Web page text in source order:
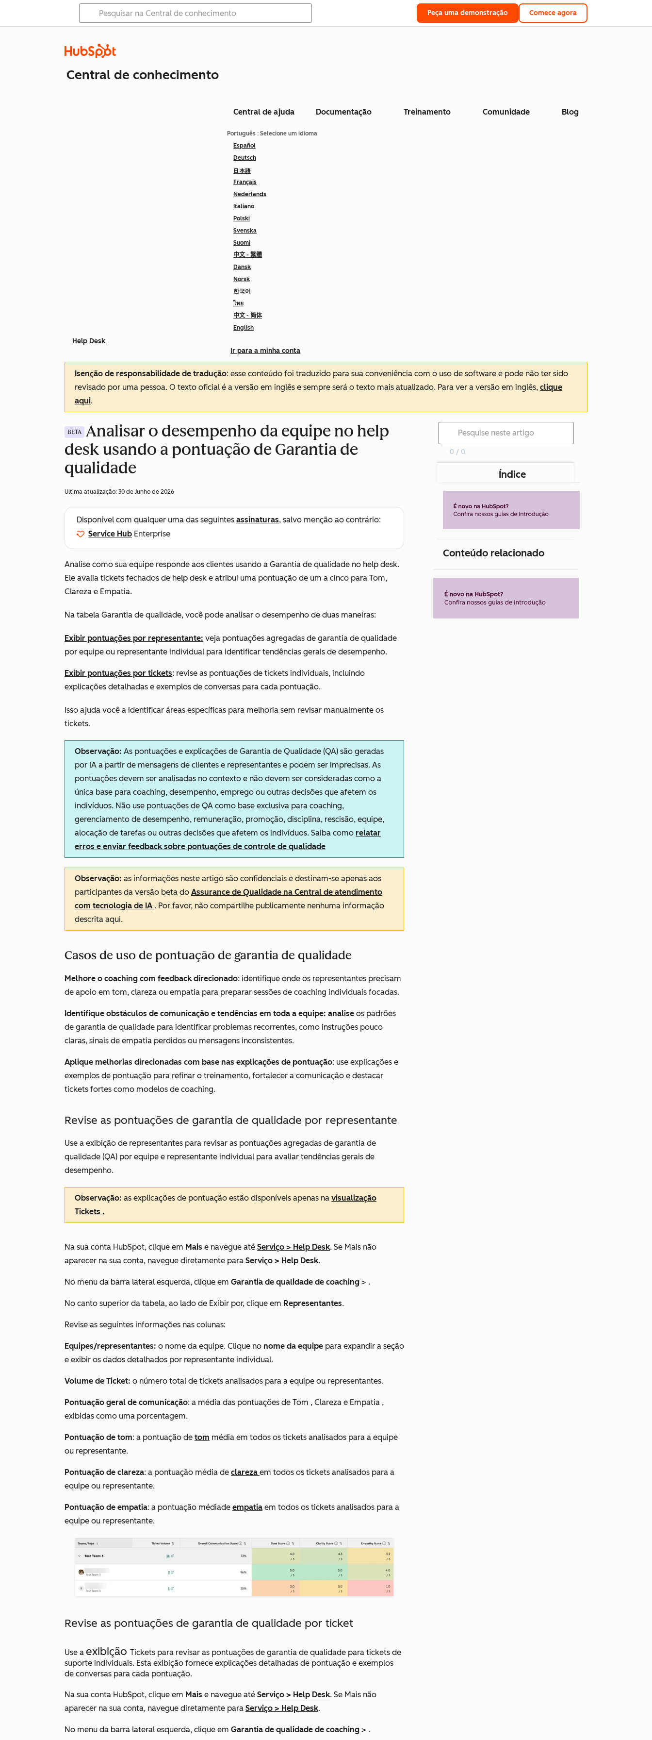
Peça uma demonstração Comece agora
Central de conhecimento
Central de ajuda Documentação Treinamento Comunidade Blog
Português : Selecione um idioma
Español
Deutsch
日本語
Français
Nederlands
Italiano
Polski
Svenska
Suomi
中文 - 繁體
Dansk
Norsk
한국어
ไทย
中文 - 简体
English
Ir para a minha conta
Help Desk
Isenção de responsabilidade de tradução: esse conteúdo foi traduzido para sua conveniência com o uso de software e pode não ter sido
revisado por uma pessoa. O texto oficial é a versão em inglês e sempre será o texto mais atualizado. Para ver a versão em inglês, clique
aqui.
BETA
Analisar o desempenho da equipe no help
desk usando a pontuação de Garantia de
qualidade
Ultima atualização: 30 de Junho de 2026
Disponível com qualquer uma das seguintes assinaturas, salvo menção ao contrário:
Service Hub Enterprise
Analise como sua equipe responde aos clientes usando a Garantia de qualidade no help desk.
Ele avalia tickets fechados de help desk e atribui uma pontuação de um a cinco para Tom,
Clareza e Empatia.
Na tabela Garantia de qualidade, você pode analisar o desempenho de duas maneiras:
Exibir pontuações por representante: veja pontuações agregadas de garantia de qualidade
por equipe ou representante individual para identificar tendências gerais de desempenho.
Exibir pontuações por tickets: revise as pontuações de tickets individuais, incluindo
explicações detalhadas e exemplos de conversas para cada pontuação.
Isso ajuda você a identificar áreas específicas para melhoria sem revisar manualmente os
tickets.
Observação: As pontuações e explicações de Garantia de Qualidade (QA) são geradas
por IA a partir de mensagens de clientes e representantes e podem ser imprecisas. As
pontuações devem ser analisadas no contexto e não devem ser consideradas como a
única base para coaching, desempenho, emprego ou outras decisões que afetem os
indivíduos. Não use pontuações de QA como base exclusiva para coaching,
gerenciamento de desempenho, remuneração, promoção, disciplina, rescisão, equipe,
alocação de tarefas ou outras decisões que afetem os indivíduos. Saiba como relatar
erros e enviar feedback sobre pontuações de controle de qualidade
Observação: as informações neste artigo são confidenciais e destinam-se apenas aos
participantes da versão beta do Assurance de Qualidade na Central de atendimento
com tecnologia de IA . Por favor, não compartilhe publicamente nenhuma informação
descrita aqui.
Casos de uso de pontuação de garantia de qualidade
Melhore o coaching com feedback direcionado: identifique onde os representantes precisam
de apoio em tom, clareza ou empatia para preparar sessões de coaching individuais focadas.
Identifique obstáculos de comunicação e tendências em toda a equipe: analise os padrões
de garantia de qualidade para identificar problemas recorrentes, como instruções pouco
claras, sinais de empatia perdidos ou mensagens inconsistentes.
Aplique melhorias direcionadas com base nas explicações de pontuação: use explicações e
exemplos de pontuação para refinar o treinamento, fortalecer a comunicação e destacar
tickets fortes como modelos de coaching.
Revise as pontuações de garantia de qualidade por representante
Use a exibição de representantes para revisar as pontuações agregadas de garantia de
qualidade (QA) por equipe e representante individual para avaliar tendências gerais de
desempenho.
Observação: as explicações de pontuação estão disponíveis apenas na visualização
Tickets .
Na sua conta HubSpot, clique em Mais e navegue até Serviço > Help Desk. Se Mais não
aparecer na sua conta, navegue diretamente para Serviço > Help Desk.
No menu da barra lateral esquerda, clique em Garantia de qualidade de coaching > .
No canto superior da tabela, ao lado de Exibir por, clique em Representantes.
Revise as seguintes informações nas colunas:
Equipes/representantes: o nome da equipe. Clique no nome da equipe para expandir a seção
e exibir os dados detalhados por representante individual.
Volume de Ticket: o número total de tickets analisados para a equipe ou representantes.
Pontuação geral de comunicação: a média das pontuações de Tom , Clareza e Empatia ,
exibidas como uma porcentagem.
Pontuação de tom: a pontuação de tom média em todos os tickets analisados para a equipe
ou representante.
Pontuação de clareza: a pontuação média de clareza em todos os tickets analisados para a
equipe ou representante.
Pontuação de empatia: a pontuação médiade empatia em todos os tickets analisados para a
equipe ou representante.
Revise as pontuações de garantia de qualidade por ticket
Use a exibição Tickets para revisar as pontuações de garantia de qualidade para tickets de
suporte individuais. Esta exibição fornece explicações detalhadas de pontuação e exemplos
de conversas para cada pontuação.
Na sua conta HubSpot, clique em Mais e navegue até Serviço > Help Desk. Se Mais não
aparecer na sua conta, navegue diretamente para Serviço > Help Desk.
No menu da barra lateral esquerda, clique em Garantia de qualidade de coaching > .
0 / 0
Índice
Conteúdo relacionado